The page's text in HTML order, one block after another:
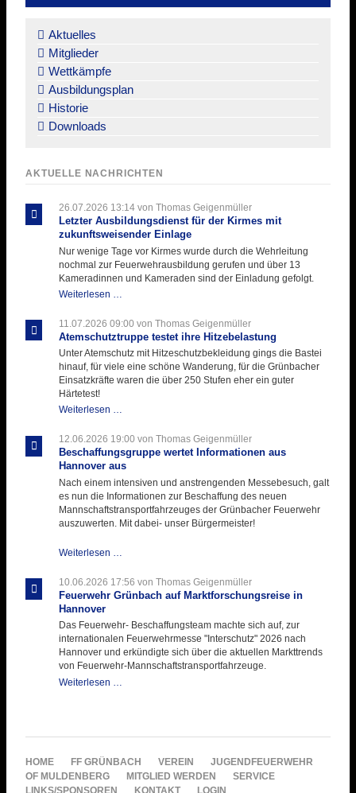
überspringen
Aktuelles
Mitglieder
Wettkämpfe
Ausbildungsplan
Historie
Downloads
AKTUELLE NACHRICHTEN
26.07.2026 13:14von Thomas Geigenmüller
Letzter Ausbildungsdienst für der Kirmes mit
zukunftsweisender Einlage
Nur wenige Tage vor Kirmes wurde durch die Wehrleitung
nochmal zur Feuerwehrausbildung gerufen und über 13
Kameradinnen und Kameraden sind der Einladung gefolgt.
Weiterlesen …
für
der
Kirmes
mit
zukunftsweisender
11.07.2026 09:00 von Thomas Geigenmüller
Atemschutztruppe testet ihre Hitzebelastung
Unter Atemschutz mit Hitzeschutzbekleidung gings die Bastei
hinauf, für viele eine schöne Wanderung, für die Grünbacher
Einsatzkräfte waren die über 250 Stufen eher ein guter
Härtetest!
Weiterlesen …
ihre
Hitzebelastung
12.06.2026 19:00 von Thomas Geigenmüller
Beschaffungsgruppe wertet Informationen aus
Hannover aus
Nach einem intensiven und anstrengenden Messebesuch, galt
es nun die Informationen zur Beschaffung des neuen
Mannschaftstransportfahrzeuges der Grünbacher Feuerwehr
auszuwerten. Mit dabei- unser Bürgermeister!
Weiterlesen …
Informationen
aus
aus
10.06.2026 17:56 von Thomas Geigenmüller
Feuerwehr Grünbach auf Marktforschungsreise in
Hannover
Das Feuerwehr- Beschaffungsteam machte sich auf, zur
internationalen Feuerwehrmesse "Interschutz" 2026 nach
Hannover und erkündigte sich über die aktuellen Markttrends
von Feuerwehr-Mannschaftstransportfahrzeuge.
Weiterlesen …
in
NAVIGATION
ÜBERSPRINGEN
HOME FF GRÜNBACH VEREIN
JUGENDFEUERWEHR
OF MULDENBERG
MITGLIED WERDEN
SERVICE
LINKS/SPONSOREN
KONTAKT LOGIN